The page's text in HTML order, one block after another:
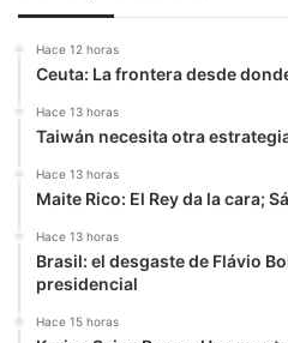
Hace 12 horas
Ceuta: La frontera desde
Hace 13 horas
Taiwán necesita otra
Hace 13 horas
Maite Rico: El Rey da la cara;
Hace 13 horas
Brasil: el desgaste de Flávio
presidencial
Hace 15 horas